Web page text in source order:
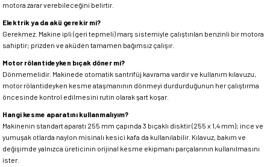
motora zarar verebileceğini belirtir.
Elektrik ya da akü gerekir mi?
Gerekmez. Makine ipli (geri tepmeli) marş sistemiyle çalıştırılan benzinli bir motora
sahiptir; prizden ve aküden tamamen bağımsız çalışır.
Motor rölantideyken bıçak döner mi?
Dönmemelidir. Makinede otomatik santrifüj kavrama vardır ve kullanım kılavuzu,
motor rölantideyken kesme ataşmanının dönmeyi durdurduğunun her çalıştırma
öncesinde kontrol edilmesini rutin olarak şart koşar.
Hangi kesme aparatını kullanmalıyım?
Makinenin standart aparatı 255 mm çapında 3 bıçaklı disktir (255 x 1,4 mm); ince ve
yumuşak otlarda naylon misinalı kesici kafa da kullanılabilir. Kılavuz, bakım ve
değişimde yalnızca üreticinin orijinal kesme ekipmanı parçalarının kullanılmasını
ister.